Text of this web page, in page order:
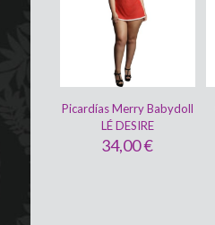
Picardías Merry Babydoll
LÉ DESIRE
34,00€